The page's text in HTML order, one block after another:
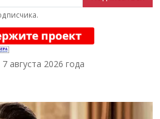
августа 2026 года